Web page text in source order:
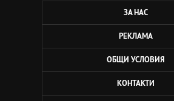
ЗА НАС
РЕКЛАМА
ОБЩИ УСЛОВИЯ
КОНТАКТИ